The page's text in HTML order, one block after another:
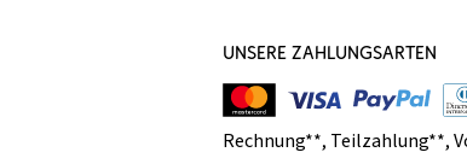
UNSERE ZAHLUNGSARTEN
Rechnung**, Teilzahlung**,